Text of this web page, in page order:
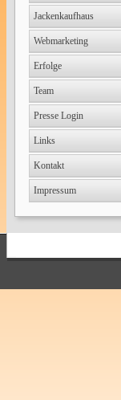
Jackenkaufhaus
Webmarketing
Erfolge
Team
Presse Login
Links
Kontakt
Impressum